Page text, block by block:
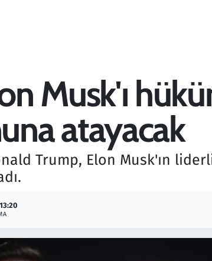
Musk'ı
atayacak
Trump, Elon Musk'ın